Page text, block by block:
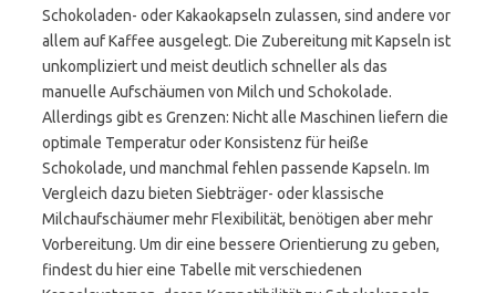
Schokoladen- oder Kakaokapseln zulassen, sind andere vor
allem auf Kaffee ausgelegt. Die Zubereitung mit Kapseln ist
unkompliziert und meist deutlich schneller als das
manuelle Aufschäumen von Milch und Schokolade.
Allerdings gibt es Grenzen: Nicht alle Maschinen liefern die
optimale Temperatur oder Konsistenz für heiße
Schokolade, und manchmal fehlen passende Kapseln. Im
Vergleich dazu bieten Siebträger- oder klassische
Milchaufschäumer mehr Flexibilität, benötigen aber mehr
Vorbereitung. Um dir eine bessere Orientierung zu geben,
findest du hier eine Tabelle mit verschiedenen